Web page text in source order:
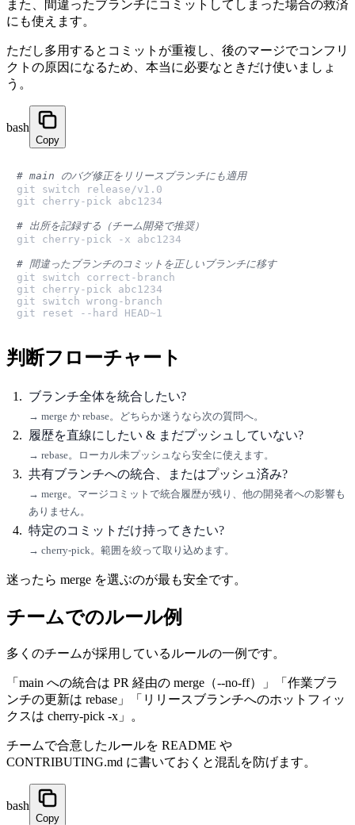
また、間違ったブランチにコミットしてしまった場合の救済
にも使えます。
ただし多用するとコミットが重複し、後のマージでコンフリ
クトの原因になるため、本当に必要なときだけ使いましょ
う。
bash
Copy
# main のバグ修正をリリースブランチにも適用
git switch release/v1.0
git cherry-pick abc1234
# 出所を記録する（チーム開発で推奨）
git cherry-pick -x abc1234
# 間違ったブランチのコミットを正しいブランチに移す
git switch correct-branch
git cherry-pick abc1234
git switch wrong-branch
git reset --hard HEAD~1
判断フローチャート
ブランチ全体を統合したい?
→ merge か rebase。どちらか迷うなら次の質問へ。
履歴を直線にしたい & まだプッシュしていない?
→ rebase。ローカル未プッシュなら安全に使えます。
共有ブランチへの統合、またはプッシュ済み?
→ merge。マージコミットで統合履歴が残り、他の開発者への影響も
ありません。
特定のコミットだけ持ってきたい?
→ cherry-pick。範囲を絞って取り込めます。
迷ったら merge を選ぶのが最も安全です。
チームでのルール例
多くのチームが採用しているルールの一例です。
「main への統合は PR 経由の merge（--no-ff）」「作業ブラ
ンチの更新は rebase」「リリースブランチへのホットフィッ
クスは cherry-pick -x」。
チームで合意したルールを README や
CONTRIBUTING.md に書いておくと混乱を防げます。
bash
Copy